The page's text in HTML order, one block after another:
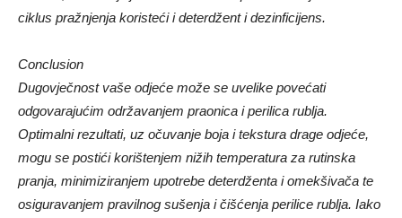
ciklus pražnjenja koristeći i deterdžent i dezinficijens.
Conclusion
Dugovječnost vaše odjeće može se uvelike povećati
odgovarajućim održavanjem praonica i perilica rublja.
Optimalni rezultati, uz očuvanje boja i tekstura drage odjeće,
mogu se postići korištenjem nižih temperatura za rutinska
pranja, minimiziranjem upotrebe deterdženta i omekšivača te
osiguravanjem pravilnog sušenja i čišćenja perilice rublja. Iako